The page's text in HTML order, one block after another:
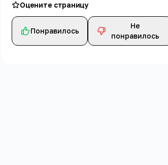
Оцените страницу
Понравилось
Не
понравилось